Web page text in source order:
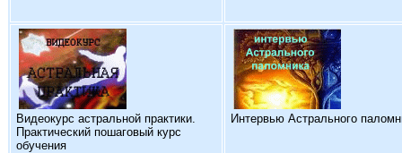
Видеокурс астральной практики.
Практический пошаговый курс
обучения
Интервью Астрального